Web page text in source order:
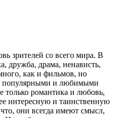
зрителей со всего мира. В
дружба, драма, ненависть,
как и фильмов, но
популярными и любимыми
только романтика и любовь,
интересную и таинственную
они всегда имеют смысл,